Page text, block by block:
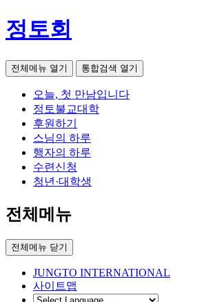
정토회
전체메뉴 열기 통합검색 열기
오늘, 첫 만남입니다
정토불교대학
후원하기
스님의 하루
행자의 하루
수련신청
청년·대학생
전체메뉴
전체메뉴 닫기
JUNGTO INTERNATIONAL
사이트맵